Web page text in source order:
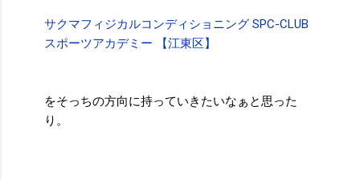
サクマフィジカルコンディショニング SPC-CLUB
スポーツアカデミー 【江東区】
をそっちの方向に持っていきたいなぁと思った
り。